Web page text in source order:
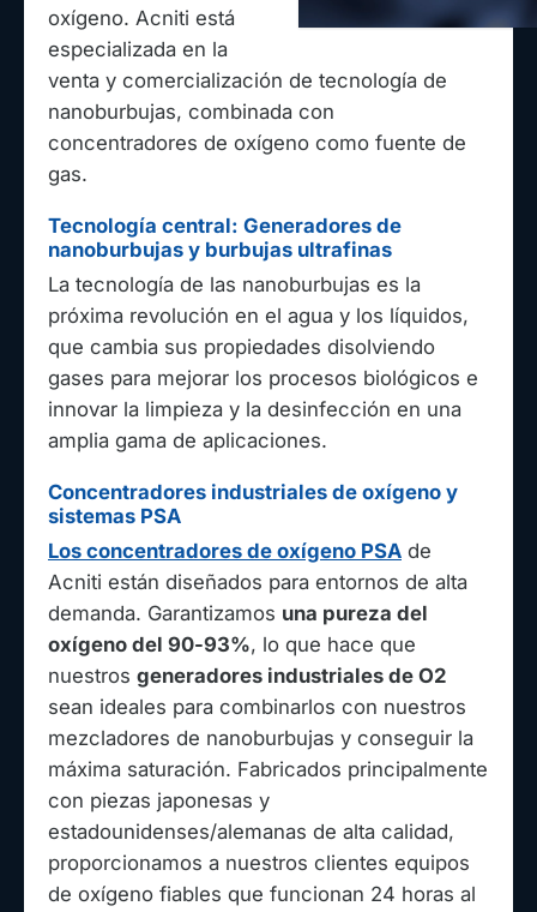
oxígeno. Acniti está
especializada en la
venta y comercialización de tecnología de
nanoburbujas, combinada con
concentradores de oxígeno como fuente de
gas.
Tecnología central: Generadores de
nanoburbujas y burbujas ultrafinas
La tecnología de las nanoburbujas es la
próxima revolución en el agua y los líquidos,
que cambia sus propiedades disolviendo
gases para mejorar los procesos biológicos e
innovar la limpieza y la desinfección en una
amplia gama de aplicaciones.
Concentradores industriales de oxígeno y
sistemas PSA
Los concentradores de oxígeno PSA de
Acniti están diseñados para entornos de alta
demanda. Garantizamos una pureza del
oxígeno del 90-93%, lo que hace que
nuestros generadores industriales de O2
sean ideales para combinarlos con nuestros
mezcladores de nanoburbujas y conseguir la
máxima saturación. Fabricados principalmente
con piezas japonesas y
estadounidenses/alemanas de alta calidad,
proporcionamos a nuestros clientes equipos
de oxígeno fiables que funcionan 24 horas al